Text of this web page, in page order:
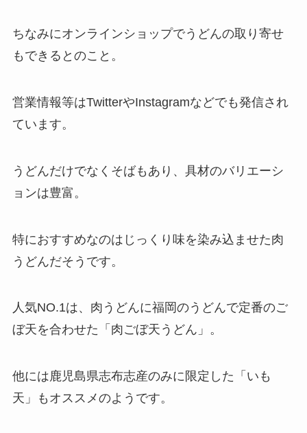
ちなみにオンラインショップでうどんの取り寄せ
もできるとのこと。
営業情報等はTwitterやInstagramなどでも発信され
ています。
うどんだけでなくそばもあり、具材のバリエーシ
ョンは豊富。
特におすすめなのはじっくり味を染み込ませた肉
うどんだそうです。
人気NO.1は、肉うどんに福岡のうどんで定番のご
ぼ天を合わせた「肉ごぼ天うどん」。
他には鹿児島県志布志産のみに限定した「いも
天」もオススメのようです。